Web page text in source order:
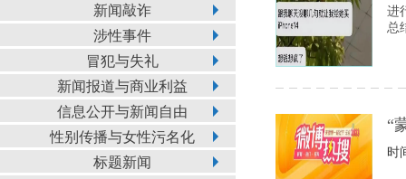
新闻敲诈
涉性事件
冒犯与失礼
新闻报道与商业利益
信息公开与新闻自由
性别传播与女性污名化
标题新闻
进
总
“
时